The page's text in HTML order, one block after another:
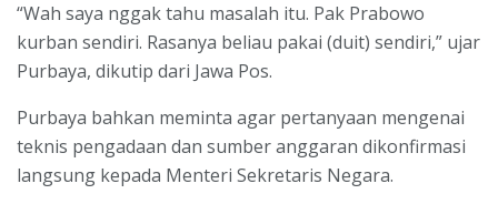
“Wah saya nggak tahu masalah itu. Pak Prabowo
kurban sendiri. Rasanya beliau pakai (duit) sendiri,” ujar
Purbaya, dikutip dari Jawa Pos.
Purbaya bahkan meminta agar pertanyaan mengenai
teknis pengadaan dan sumber anggaran dikonfirmasi
langsung kepada Menteri Sekretaris Negara.